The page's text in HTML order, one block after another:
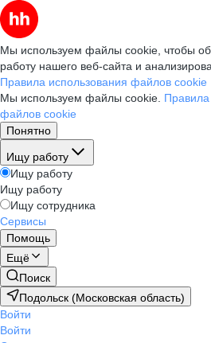
Мы используем файлы cookie, чтобы
работу нашего веб-сайта и
Правила использования файлов cookie
Мы используем файлы cookie. Правила
файлов cookie
Понятно
Ищу работу
Ищу работу
Ищу работу
Ищу сотрудника
Сервисы
Помощь
Ещё
Поиск
Подольск (Московская область)
Войти
Войти